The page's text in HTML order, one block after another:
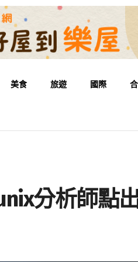
美食 旅遊 國際
分析師點